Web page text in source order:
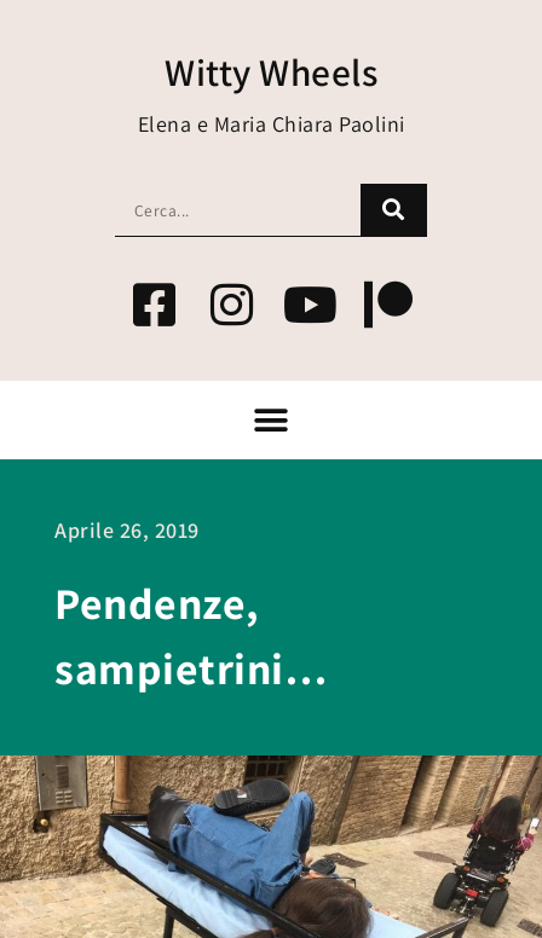
Witty Wheels
Elena e Maria Chiara Paolini
Aprile 26, 2019
Pendenze,
sampietrini…